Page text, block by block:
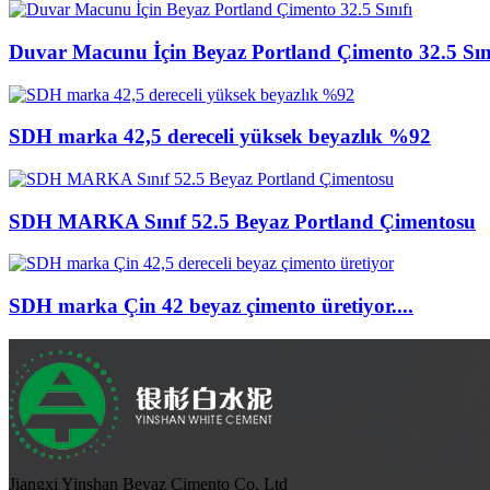
Duvar Macunu İçin Beyaz Portland Çimento 32.5
SDH marka 42,5 dereceli yüksek beyazlık %92
SDH MARKA Sınıf 52.5 Beyaz Portland Çimentosu
SDH marka Çin 42 beyaz çimento üretiyor....
Jiangxi Yinshan Beyaz Çimento Co, Ltd